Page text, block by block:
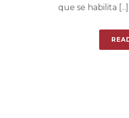
que se habilita [...]